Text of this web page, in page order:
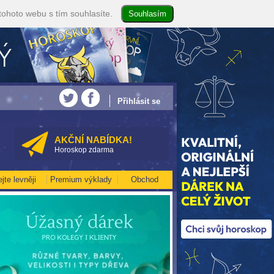
AKČNÍ NABÍDKA!
Horoskop zdarma
levněji Premium výklady Obchod
NA SRPEN ZA 49,-KČ... [více] • NEJVĚTŠÍ ROČNÍ HOROSKOP NA ROK
Přihlásit se
webu s tím souhlasíte.